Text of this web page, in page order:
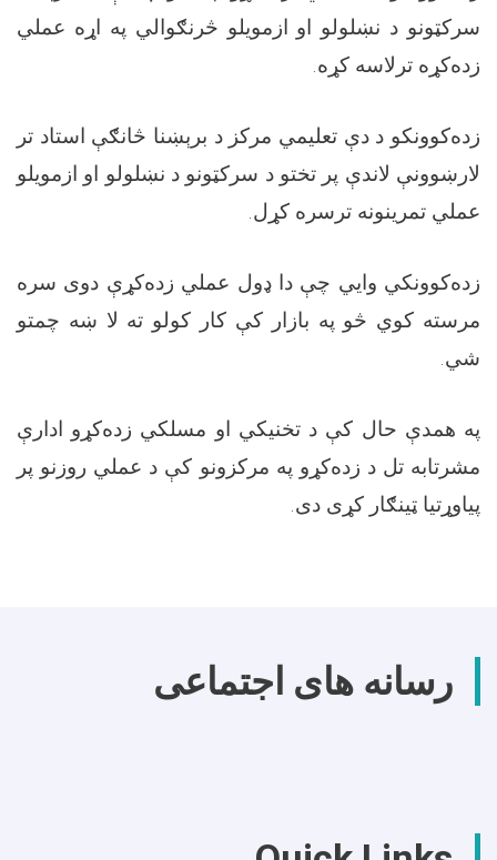
سرکټونو د نښلولو او ازمویلو څرنګوالي په اړه عملي
زده‌کړه ترلاسه کړه.
زده‌کوونکو د دې تعلیمي مرکز د برېښنا څانګې استاد تر
لارښوونې لاندې پر تختو د سرکټونو د نښلولو او ازمویلو
عملي تمرینونه ترسره کړل.
زده‌کوونکي وایي چې دا ډول عملي زده‌کړې دوی سره
مرسته کوي څو په بازار کې کار کولو ته لا ښه چمتو
شي.
په همدې حال کې د تخنیکي او مسلکي زده‌کړو ادارې
مشرتابه تل د زده‌کړو په مرکزونو کې د عملي روزنو پر
پیاوړتیا ټینګار کړی دی.
رسانه های اجتماعی